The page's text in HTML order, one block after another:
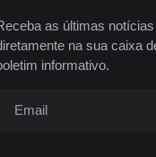
as últimas
na sua caixa
informativo.